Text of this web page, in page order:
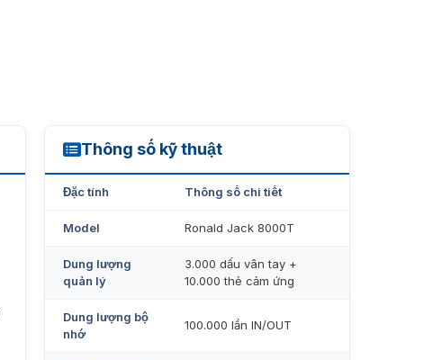
Thông số kỹ thuật
8000T
Đặc tính Thông số chi tiết
Model Ronald Jack 8000T
Dung lượng
quản lý
3.000 dấu vân tay +
10.000 thẻ cảm ứng
Dung lượng bộ
nhớ
100.000 lần IN/OUT